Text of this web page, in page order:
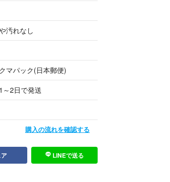
ださい)
みの極美品です。
すが、スチームやアイロンで
#サマーハット #麦わら帽子 #
対策 #大人カジュアル
汚れなし
マパック(日本郵便)
～2日で発送
購入の流れを確認する
LINEで送る